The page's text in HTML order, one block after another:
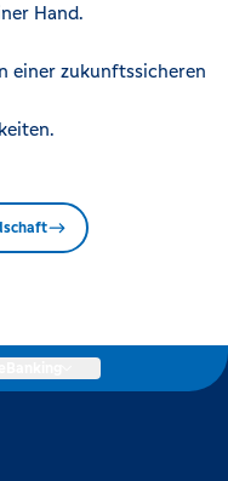
Hand.
einer zukunftssicheren